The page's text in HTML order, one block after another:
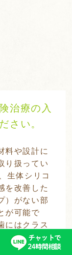
治療の入
さい。
料や設計に
り扱ってい
生体シリコ
を改善した
）がない部
が可能で
にはクラス
れ歯はレジ
ため審美性